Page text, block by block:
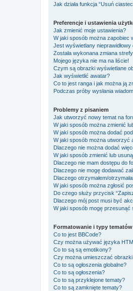
Jak działa funkcja “Usuń
Preferencje i ustawienia
Jak zmienić moje ustawienia?
W jaki sposób można zapobiec
Jest wyświetlany nieprawidłowy
Została wykonana zmiana
Mojego języka nie ma na liście!
Czym są obrazki wyświetlane
Jak wyświetlić awatar?
Co to jest ranga i jak można ją
Podczas próby wysłania
Problemy z pisaniem
Jak utworzyć nowy temat na
W jaki sposób można zmienić
W jaki sposób można dodać
W jaki sposób można utworzyć
Dlaczego nie można dodać
W jaki sposób zmienić lub
Dlaczego nie mam dostępu do
Dlaczego nie mogę dodawać
Dlaczego otrzymałem/
W jaki sposób można zgłosić
Do czego służy przycisk
Dlaczego mój post musi być
W jaki sposób mogę przesunąć
Formatowanie i typy tematów
Co to jest BBCode?
Czy można używać języka
Co to są są emotikony?
Czy można umieszczać
Co to są ogłoszenia globalne?
Co to są ogłoszenia?
Co to są przyklejone tematy?
Co to są zamknięte tematy?